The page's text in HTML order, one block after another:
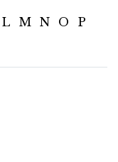
L M N O P